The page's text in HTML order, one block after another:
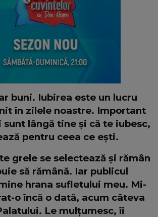
buni. Iubirea este un lucru
în zilele noastre. Important
sunt lângă tine și că te iubesc,
pentru ceea ce ești.
grele se selectează și rămân
să rămână. Iar publicul
hrana sufletului meu. Mi-
o încă o dată, acum câteva
Le mulțumesc, îi